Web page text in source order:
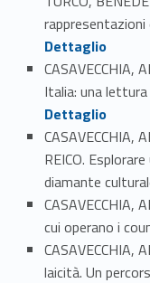
Dettaglio
CASAVECCHIA,
Italia: una
Dettaglio
CASAVECCHIA,
REICO.
diamante
CASAVECCHIA,
cui operano i
CASAVECCHIA,
laicità. Un